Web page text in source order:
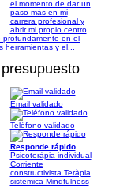
el momento de dar un
paso más en mi
carrera profesional y
abrir mi propio centro
profundamente en el
y el...
Email validado
Teléfono validado
Responde rápido
Psicoteràpia individual
Corriente
constructivista Teràpia
sistemica Mindfulness